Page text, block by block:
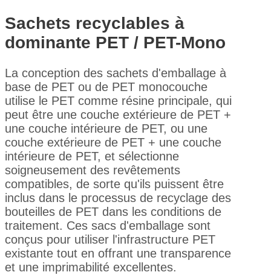
Sachets recyclables à
dominante PET / PET-Mono
La conception des sachets d'emballage à
base de PET ou de PET monocouche
utilise le PET comme résine principale, qui
peut être une couche extérieure de PET +
une couche intérieure de PET, ou une
couche extérieure de PET + une couche
intérieure de PET, et sélectionne
soigneusement des revêtements
compatibles, de sorte qu'ils puissent être
inclus dans le processus de recyclage des
bouteilles de PET dans les conditions de
traitement. Ces sacs d'emballage sont
conçus pour utiliser l'infrastructure PET
existante tout en offrant une transparence
et une imprimabilité excellentes.